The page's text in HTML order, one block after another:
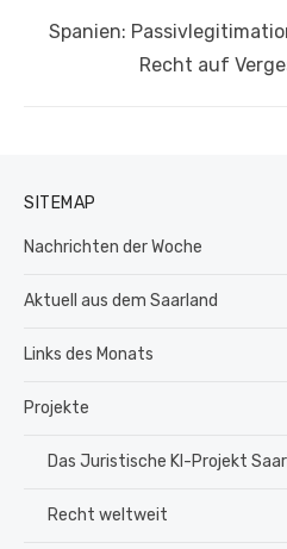
Nächster
Spanien:
Recht auf
SITEMAP
Nachrichten der Woche
Aktuell aus dem Saarland
Links des Monats
Projekte
Das Juristische KI-Projekt
Recht weltweit